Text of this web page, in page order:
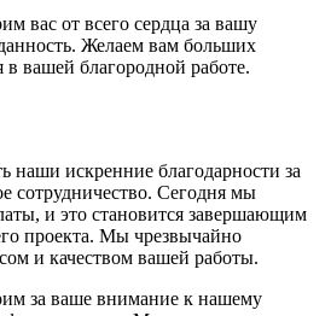
вас от всего сердца за вашу
Желаем вам больших
в вашей благородной работе.
наши искренние благодарности за
сотрудничество. Сегодня мы
и это становится завершающим
проекта. Мы чрезвычайно
и качеством вашей работы.
за ваше внимание к нашему